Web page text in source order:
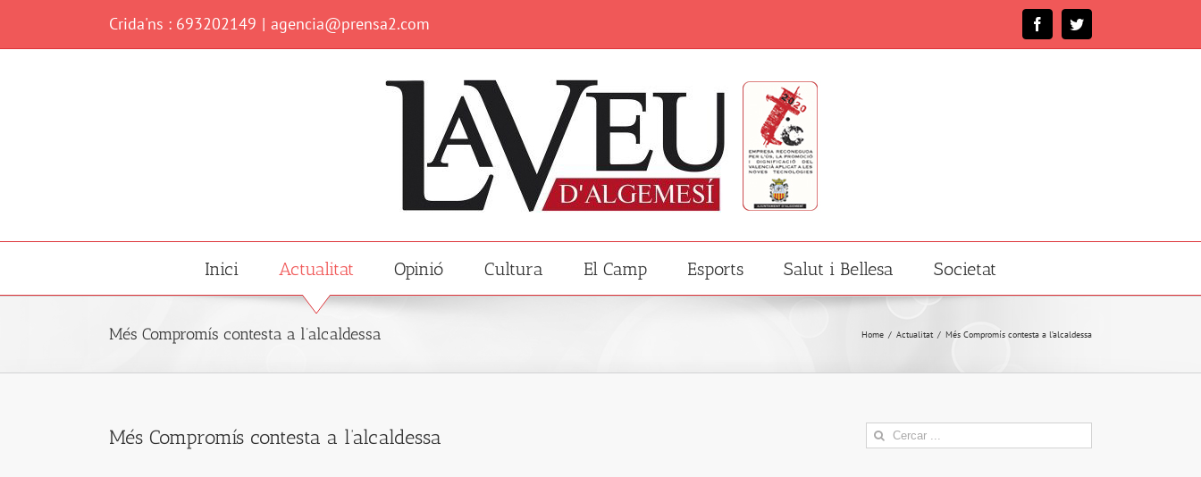
content
Crida'ns : 693202149 | agencia@prensa2.com FacebookTwitter
Inici Actualitat Opinió Cultura El Camp Esports Salut i Bellesa Societat
Més Compromís contesta a l’alcaldessa Home / Actualitat / Més Compromís contesta a l’alcaldessa
Més Compromís contesta a l’alcaldessa
Search
for: